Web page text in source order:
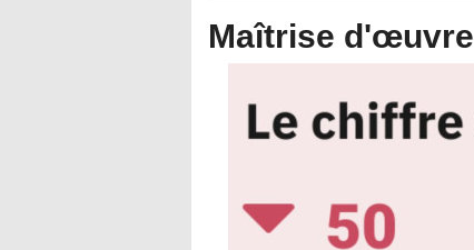
Maîtrise d'œuvre